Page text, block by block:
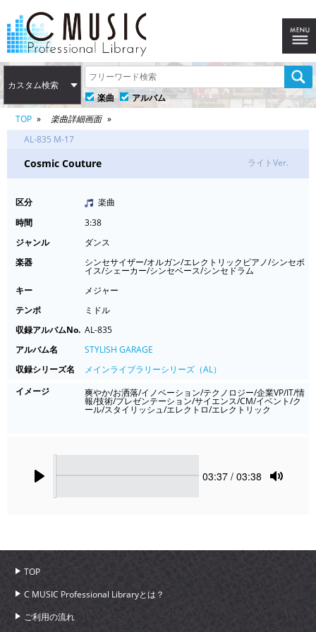
カスタム検索
楽曲
アルバム
TOP
楽曲詳細画面
AL-835 M-17
Cosmic Couture ライトVer.
区分
楽曲
時間
3:38
ジャンル
ダンス
楽器
シンセサイザー/オルガン/エレクトリックピアノ/シンセボ
イス/シェーカー/シンセベース/シンセドラム
キー
メジャー
テンポ
ミドル
収録アルバムNo. AL-835
アルバム名
STYLISH GARAGE
収録シリーズ名
メインライブラリーシリーズ（AL）
イメージ
爽やか/お洒落/イノベーション/テクノロジー/企業VP/IT/情
報/技術/プレゼンテーション/サイエンス/CM/イベント/ク
ール/スタイリッシュ/エレクトロ/エレクトリック
Current
03:37 / 03:38
TOP
C MUSIC Professional Libraryとは？
ご利用の流れ